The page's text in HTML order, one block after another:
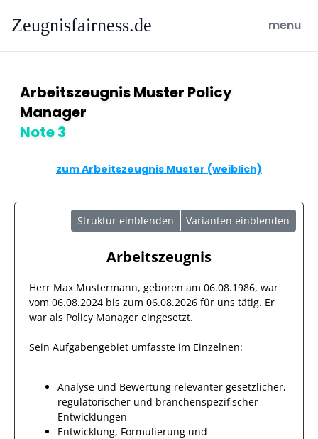
Zeugnisfairness.de open
menu
Arbeitszeugnis Muster Policy
Manager
Note 3
zum Arbeitszeugnis Muster (weiblich)
Struktur einblenden Varianten einblenden
Arbeitszeugnis
Herr Max Mustermann, geboren am 06.08.1986, war
vom 06.08.2024 bis zum 06.08.2026 für uns tätig. Er
war als Policy Manager eingesetzt.
Sein Aufgabengebiet umfasste im Einzelnen:
Analyse und Bewertung relevanter gesetzlicher,
regulatorischer und branchenspezifischer
Entwicklungen
Entwicklung, Formulierung und